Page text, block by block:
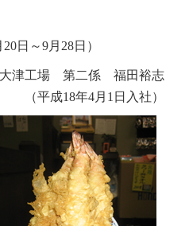
日～9月28日）
津工場 第二係 福田裕志
（平成18年4月1日入社）